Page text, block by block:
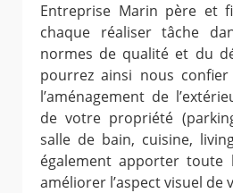
Entreprise Marin père et
chaque réaliser tâche
normes de qualité et du
pourrez ainsi nous
l’aménagement de
de votre propriété
salle de bain, cuisine,
également apporter toute
améliorer l’aspect visuel de